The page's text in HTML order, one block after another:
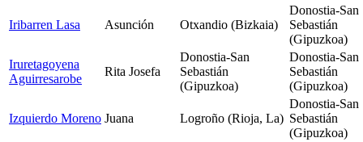
Iribarren Lasa Asunción Otxandio (Bizkaia)
Donostia-San
Sebastián
(Gipuzkoa)
Iruretagoyena
Aguirresarobe
Rita Josefa
Donostia-San
Sebastián
(Gipuzkoa)
Donostia-San
Sebastián
(Gipuzkoa)
Izquierdo Moreno Juana Logroño (Rioja, La)
Donostia-San
Sebastián
(Gipuzkoa)